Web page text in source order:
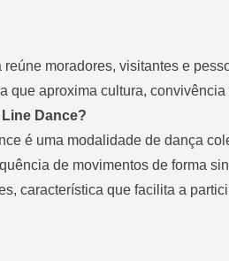
reúne moradores, visitantes e
que aproxima cultura,
Dance?
é uma modalidade de dança
de movimentos de forma
característica que facilita a